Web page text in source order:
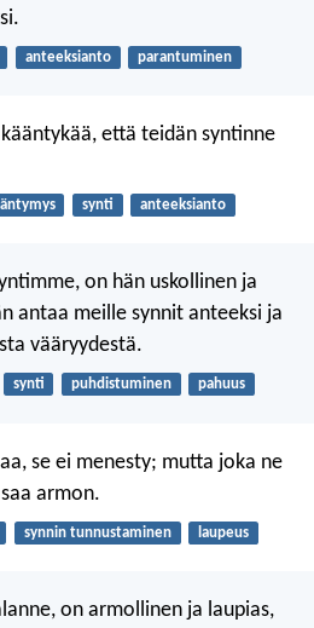
anteeksianto parantuminen
että teidän syntinne
synti anteeksianto
on hän uskollinen ja
antaa meille synnit anteeksi ja
vääryydestä.
synti puhdistuminen pahuus
se ei menesty; mutta joka ne
armon.
synnin tunnustaminen laupeus
on armollinen ja laupias,